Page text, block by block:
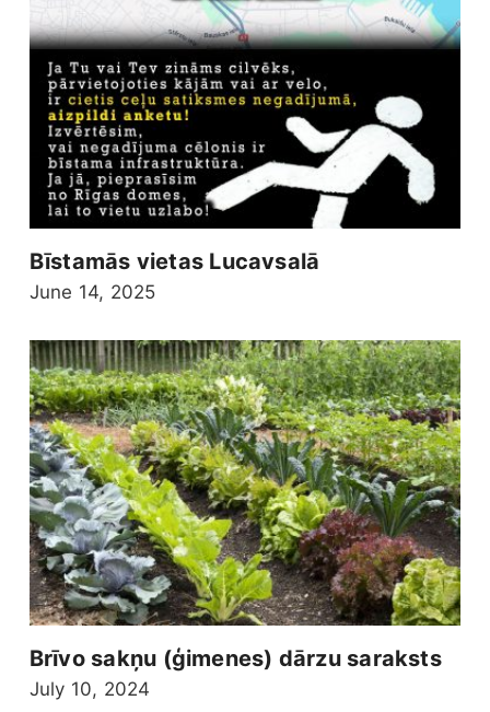
Bīstamās vietas Lucavsalā
June 14, 2025
Brīvo sakņu (ģimenes) dārzu saraksts
July 10, 2024